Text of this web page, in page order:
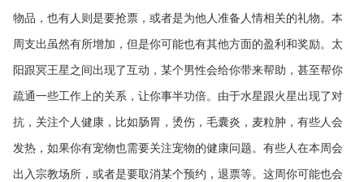
物品，也有人则是要抢票，或者是为他人准备人情相关的礼物。本
周支出虽然有所增加，但是你可能也有其他方面的盈利和奖励。太
阳跟冥王星之间出现了互动，某个男性会给你带来帮助，甚至帮你
疏通一些工作上的关系，让你事半功倍。由于水星跟火星出现了对
抗，关注个人健康，比如肠胃，烫伤，毛囊炎，麦粒肿，有些人会
发热，如果你有宠物也需要关注宠物的健康问题。有些人在本周会
出入宗教场所，或者是要取消某个预约，退票等。这周你可能也会